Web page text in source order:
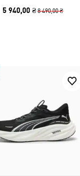
5 940,00 ₴ 8 490,00 ₴